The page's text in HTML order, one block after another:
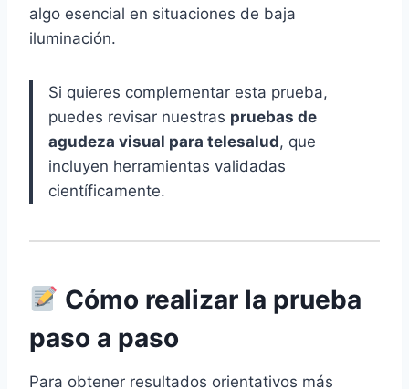
algo esencial en situaciones de baja
iluminación.
Si quieres complementar esta prueba,
puedes revisar nuestras pruebas de
agudeza visual para telesalud, que
incluyen herramientas validadas
científicamente.
Cómo realizar la prueba
paso a paso
Para obtener resultados orientativos más